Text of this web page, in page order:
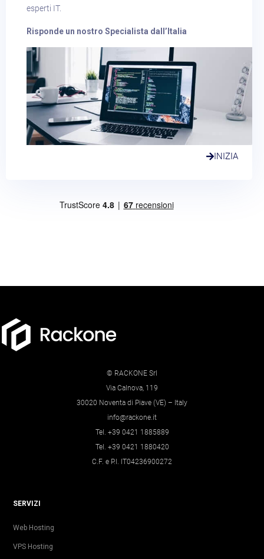
esperti IT.
Risponde un nostro Specialista dall’Italia
INIZIA
© RACKONE Srl
Via Calnova, 119
30020 Noventa di Piave (VE) – Italy
info@rackone.it
Tel. +39 0421 1885889
Tel. +39 0421 1880420
C.F. e P.I. IT04236900272
SERVIZI
Web Hosting
VPS Hosting